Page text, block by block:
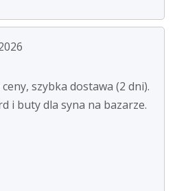
szybka dostawa (2 dni).
i buty dla syna na bazarze.